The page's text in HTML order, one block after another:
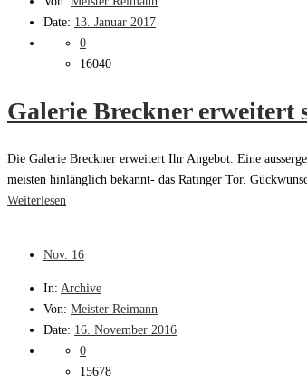
Date: 13. Januar 2017
0
16040
Galerie Breckner erweitert
Die Galerie Breckner erweitert Ihr Angebot. Eine
meisten hinlänglich bekannt- das Ratinger Tor.
Weiterlesen
Nov. 16
In: Archive
Von: Meister Reimann
Date: 16. November 2016
0
15678